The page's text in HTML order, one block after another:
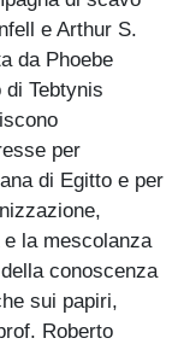
e Arthur S.
da Phoebe
Tebtynis
per
di Egitto e per
la mescolanza
conoscenza
sui papiri,
Roberto